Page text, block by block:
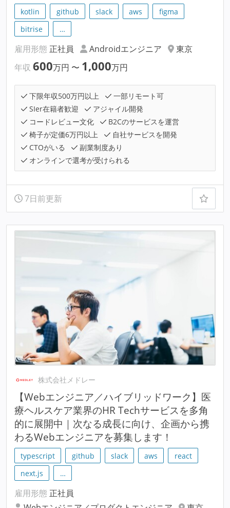
kotlin github slack aws
figma
bitrise
…
雇用形態 正社員 Androidエンジニア
東京
年収 600万円 〜 1,000万円
下限年収500万円以上
一部リモート可
SIer在籍者歓迎
アジャイル開発
コードレビュー文化
B2Cのサービスを運営
椅子が定価6万円以上
自社サービスを開発
CTOがいる
副業制度あり
オンラインで選考が受けられる
7日前更新
株式会社メドレー
【Webエンジニア／ハイブリッドワーク】医
療ヘルスケア業界のHR Techサービスを多角
的に展開中｜次なる成長に向け、企画から携
わるWebエンジニアを募集します！
typescript github slack aws
react
next.js
…
雇用形態 正社員